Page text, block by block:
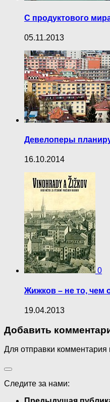
С продуктового
05.11.2013
Девелоперы
16.10.2014
0
Жижков – не то, чем
19.04.2013
Добавить
Для отправки
Следите за нами: